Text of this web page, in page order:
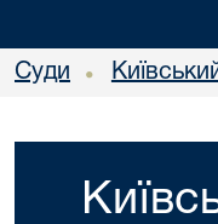
Суди •